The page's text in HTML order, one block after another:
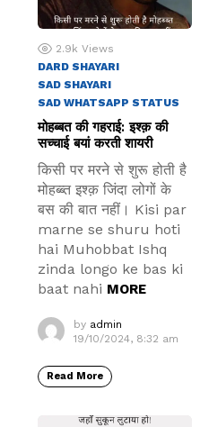
2.9k Views
DARD SHAYARI
SAD SHAYARI
SAD WHATSAPP STATUS
मोहब्बत की गहराई: इश्क़ की
सच्चाई बयां करती शायरी
किसी पर मरने से शुरू होती है
मोहब्ब्त इश्क़ जिंदा लोगों के
बस की बात नहीं। Kisi par
marne se shuru hoti
hai Muhobbat Ishq
zinda longo ke bas ki
baat nahi MORE
by admin
19/10/2024, 8:32 am
Read More